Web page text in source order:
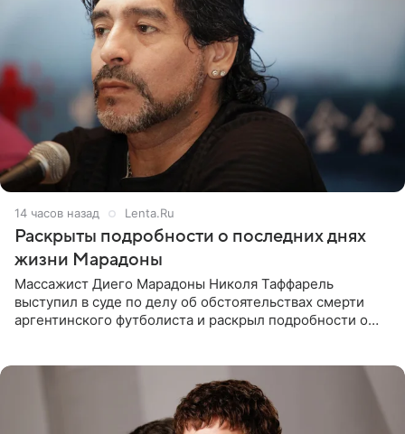
14 часов назад Lenta.Ru
Раскрыты подробности о последних днях
жизни Марадоны
Массажист Диего Марадоны Николя Таффарель
выступил в суде по делу об обстоятельствах смерти
аргентинского футболиста и раскрыл подробности о